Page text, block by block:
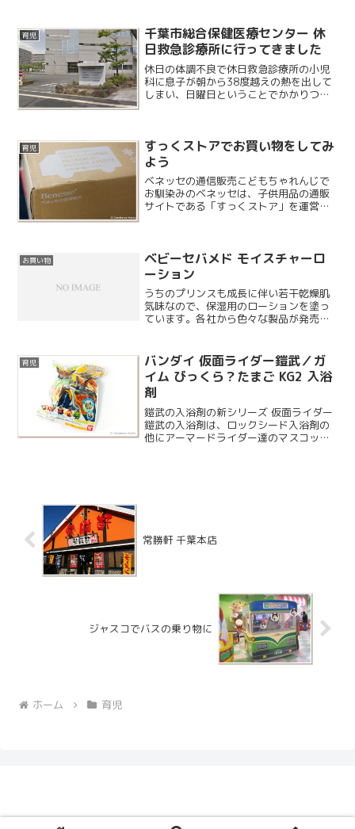
育児
千葉市総合保健医療センター 休
日救急診療所に行ってきました
休日の体調不良で休日救急診療所の小児
科に息子が朝から38度越えの熱を出して
しまい、日曜日ということでかかりつけ
行ったことがありますが...
育児
すっくストアでお買い物をしてみ
よう
ベネッセの通信販売こどもちゃれんじで
お馴染みのベネッセは、子供用品の通販
サイトである「すっくストア」を運営し
ありまして、息子にはまだ...
お買い物
ベビーセバメド モイスチャーロ
ーション
うちのプリンスも成長に伴い若干乾燥肌
気味なので、保湿用のローションを塗っ
ています。各社から色々な製品が発売さ
育児
バンダイ 仮面ライダー鎧武／ガ
イム びっくら？たまご KG2 入浴
剤
鎧武の入浴剤の新シリーズ 仮面ライダー
鎧武の入浴剤は、ロックシード入浴剤の
他にアーマードライダー達のマスコット
常勝軒 千葉本店
ジャスコでバスの乗り物に
ホーム 育児